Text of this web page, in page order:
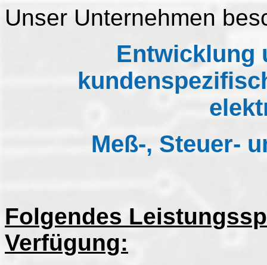
Unser Unternehmen
Entwicklung
Meß-, Steuer-
Folgendes
Verfügung: